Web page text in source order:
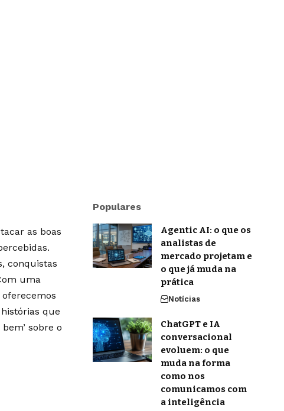
as boas
conquistas
uma
que
sobre o
Populares
Agentic AI: o que os
analistas de
mercado projetam e
o que já muda na
prática
Notícias
ChatGPT e IA
conversacional
evoluem: o que
muda na forma
como nos
comunicamos com
a inteligência